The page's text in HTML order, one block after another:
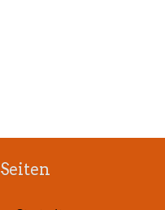
Seiten